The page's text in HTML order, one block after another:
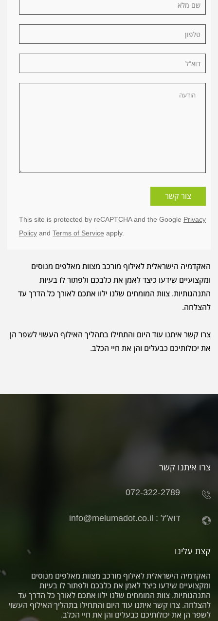
צור קשר
This site is protected by reCAPTCHA and the Google Privacy
Policy and Terms of Service apply.
האקדמיה הישראלית לאילוף מורכב מצוות מאלפים מנוסים
ומקצועיים שידעו כיצד לאמן את כלבכם ולפתור לו בעיות
התנהגותיות. צוות המומחים שלנו ילוו אתכם לאורך כל הדרך עד
להצלחה.
צרו קשר איתנו עוד היום והתחילו בתהליך האילוף העשוי לשפר הן
את יכולותיכם כבעלים והן את חיי הכלב.
צרו איתנו קשר
072-322-2789
דוא"ל : info@melumadot.co.il
קצת עלינו
האקדמיה הישראלית לאילוף מורכב מצוות מאלפים מנוסים
ומקצועיים שידעו כיצד לאמן את כלבכם ולפתור לו בעיות
התנהגותיות. צוות המומחים שלנו ילוו אתכם לאורך כל הדרך עד
להצלחה. צרו קשר איתנו עוד היום והתחילו בתהליך האילוף העשוי
לשפר הן את יכולותיכם כבעלים והן את חיי הכלב.